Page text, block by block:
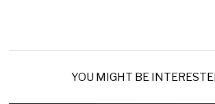
YOU MIGHT BE